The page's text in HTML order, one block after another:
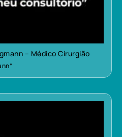
– Médico Cirurgião